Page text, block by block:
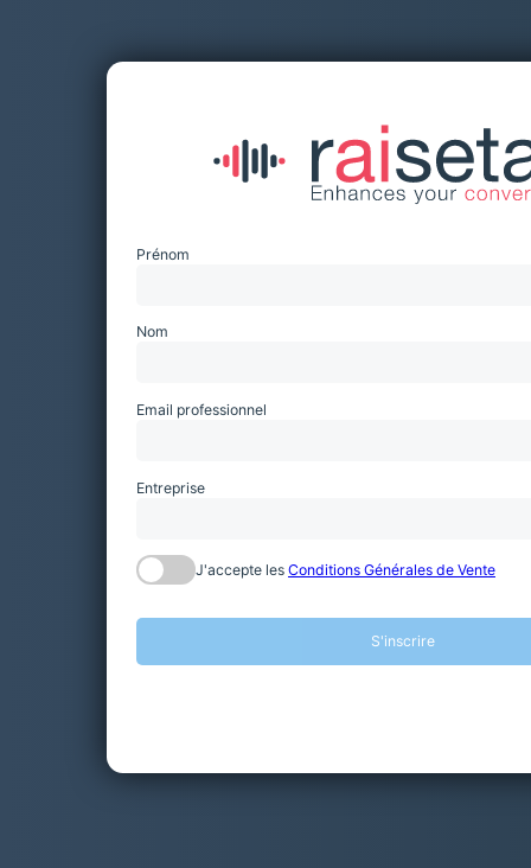
Prénom
Nom
Email professionnel
Entreprise
J'accepte les Conditions Générales de Vente
S'inscrire